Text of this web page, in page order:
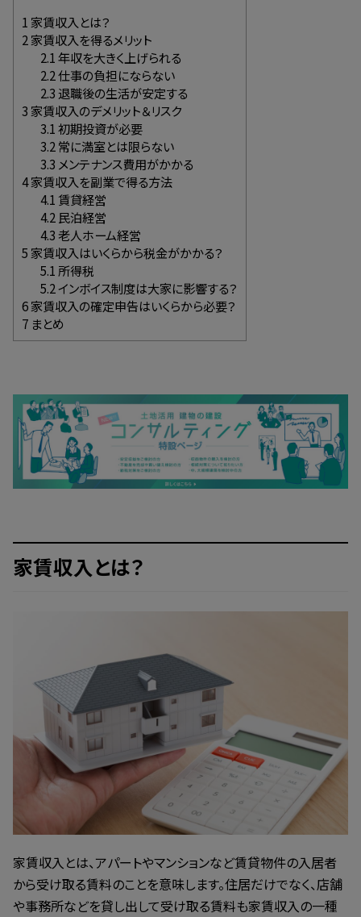
1家賃収入とは？
2家賃収入を得るメリット
2.1年収を大きく上げられる
2.2仕事の負担にならない
2.3退職後の生活が安定する
3家賃収入のデメリット＆リスク
3.1初期投資が必要
3.2常に満室とは限らない
3.3 メンテナンス費用がかかる
4家賃収入を副業で得る方法
4.1 賃貸経営
4.2民泊経営
4.3 老人ホーム経営
5家賃収入はいくらから税金がかかる？
5.1所得税
5.2インボイス制度は大家に影響する？
6家賃収入の確定申告はいくらから必要？
7 まとめ
家賃収入とは？
家賃収入とは、アパートやマンションなど賃貸物件の入居者
から受け取る賃料のことを意味します。住居だけでなく、店舗
や事務所などを貸し出して受け取る賃料も家賃収入の一種